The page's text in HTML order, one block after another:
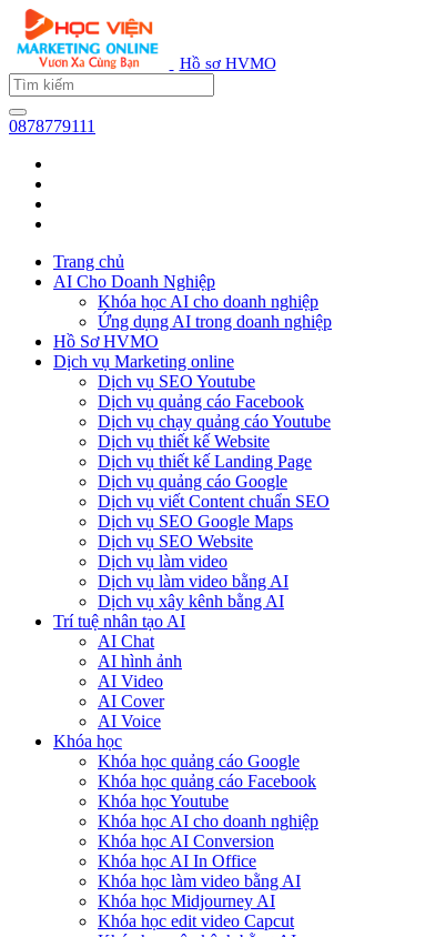
Hồ sơ HVMO
0878779111
Trang chủ
AI Cho Doanh Nghiệp
Khóa học AI cho doanh nghiệp
Ứng dụng AI trong doanh nghiệp
Hồ Sơ HVMO
Dịch vụ Marketing online
Dịch vụ SEO Youtube
Dịch vụ quảng cáo Facebook
Dịch vụ chạy quảng cáo Youtube
Dịch vụ thiết kế Website
Dịch vụ thiết kế Landing Page
Dịch vụ quảng cáo Google
Dịch vụ viết Content chuẩn SEO
Dịch vụ SEO Google Maps
Dịch vụ SEO Website
Dịch vụ làm video
Dịch vụ làm video bằng AI
Dịch vụ xây kênh bằng AI
Trí tuệ nhân tạo AI
AI Chat
AI hình ảnh
AI Video
AI Cover
AI Voice
Khóa học
Khóa học quảng cáo Google
Khóa học quảng cáo Facebook
Khóa học Youtube
Khóa học AI cho doanh nghiệp
Khóa học AI Conversion
Khóa học AI In Office
Khóa học làm video bằng AI
Khóa học Midjourney AI
Khóa học edit video Capcut